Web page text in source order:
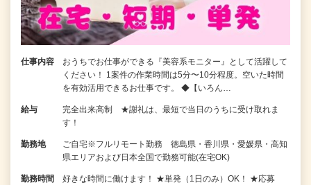
仕事内容
おうちでお仕事ができる『美容系モニター』として活躍して
ください！ 1案件の作業時間は5分〜10分程度。空いた時間
を有効活用できるお仕事です。 ◆【いろん…
給与
完全出来高制 ★謝礼は、最短で当日のうちに受け取れま
す！
勤務地
ご自宅※フルリモート勤務 徳島県・香川県・愛媛県・高知
県エリアおよび日本全国で勤務可能(在宅OK)
勤務時間
好きな時間に働けます！ ★単発（1日のみ）OK！ ★応募